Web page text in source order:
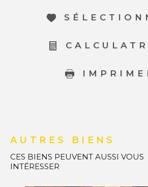
AUTRES BIENS
CES BIENS PEUVENT AUSSI VOUS
INTÉRESSER